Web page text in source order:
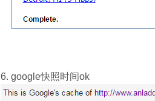
6. google快照时间ok